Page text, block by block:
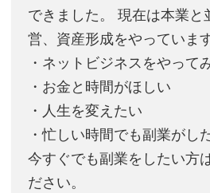
できました。 現在は本業と
営、資産形成をやっています
・ネットビジネスをやって
・お金と時間がほしい
・人生を変えたい
・忙しい時間でも副業がし
今すぐでも副業をしたい方
ださい。